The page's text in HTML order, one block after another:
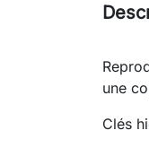
une
Clés